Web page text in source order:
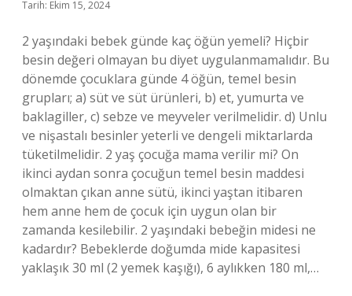
Tarih: Ekim 15, 2024
2 yaşındaki bebek günde kaç öğün yemeli? Hiçbir
besin değeri olmayan bu diyet uygulanmamalıdır. Bu
dönemde çocuklara günde 4 öğün, temel besin
grupları; a) süt ve süt ürünleri, b) et, yumurta ve
baklagiller, c) sebze ve meyveler verilmelidir. d) Unlu
ve nişastalı besinler yeterli ve dengeli miktarlarda
tüketilmelidir. 2 yaş çocuğa mama verilir mi? On
ikinci aydan sonra çocuğun temel besin maddesi
olmaktan çıkan anne sütü, ikinci yaştan itibaren
hem anne hem de çocuk için uygun olan bir
zamanda kesilebilir. 2 yaşındaki bebeğin midesi ne
kadardır? Bebeklerde doğumda mide kapasitesi
yaklaşık 30 ml (2 yemek kaşığı), 6 aylıkken 180 ml,…